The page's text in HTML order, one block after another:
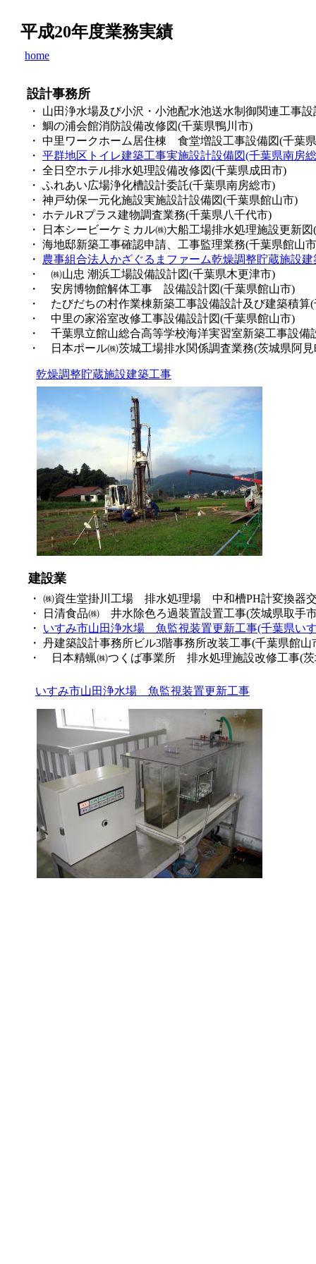
平成20年度業務実績
home
設計事務所
・ 山田浄水場及び小沢・小池配水池送水制御関連工事
・ 鯛の浦会館消防設備改修図(千葉県鴨川市)
・ 中里ワークホーム居住棟 食堂増設工事設備図(千葉
・ 平群地区トイレ建築工事実施設計設備図(千葉県南房
・ 全日空ホテル排水処理設備改修図(千葉県成田市)
・ ふれあい広場浄化槽設計委託(千葉県南房総市)
・ 神戸幼保一元化施設実施設計設備図(千葉県館山市)
・ ホテルRプラス建物調査業務(千葉県八千代市)
・ 日本シービーケミカル㈱大船工場排水処理施設更新
・ 海地邸新築工事確認申請、工事監理業務(千葉県館山
・ 農事組合法人かざぐるまファーム乾燥調整貯蔵施設
・ ㈱山忠 潮浜工場設備設計図(千葉県木更津市)
・ 安房博物館解体工事 設備設計図(千葉県館山市)
・ たびだちの村作業棟新築工事設備設計及び建築積算
・ 中里の家浴室改修工事設備設計図(千葉県館山市)
・ 千葉県立館山総合高等学校海洋実習室新築工事設備
・ 日本ポール㈱茨城工場排水関係調査業務(茨城県阿見
建設業
・ ㈱資生堂掛川工場 排水処理場 中和槽PH計変換器
・ 日清食品㈱ 井水除色ろ過装置設置工事(茨城県取手
・ いすみ市山田浄水場 魚監視装置更新工事(千葉県い
・ 丹建築設計事務所ビル3階事務所改装工事(千葉県館山
・ 日本精蝋㈱つくば事業所 排水処理施設改修工事(茨
いすみ市山田浄水場 魚監視装置更新工事
乾燥調整貯蔵施設建築工事